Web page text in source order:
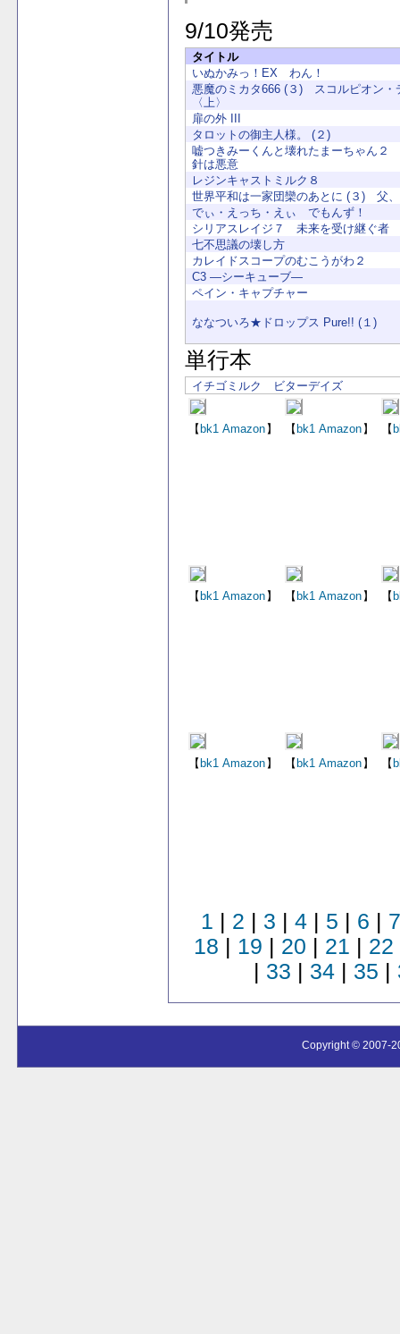
9/10発売
タイトル
いぬかみっ！EX わん！
悪魔のミカタ666 (３) スコルピオン・
〈上〉
扉の外 III
タロットの御主人様。 (２)
嘘つきみーくんと壊れたまーちゃん２
針は悪意
レジンキャストミルク８
世界平和は一家団欒のあとに (３) 父
でぃ・えっち・えぃ でもんず！
シリアスレイジ７ 未来を受け継ぐ者
七不思議の壊し方
カレイドスコープのむこうがわ２
C3 ―シーキューブ―
ペイン・キャプチャー
ななついろ★ドロップス Pure!! (１)
単行本
イチゴミルク ビターデイズ
【 bk1 Amazon 】 【 bk1 Amazon 】 【
【 bk1 Amazon 】 【 bk1 Amazon 】 【
【 bk1 Amazon 】 【 bk1 Amazon 】 【
1 | 2 | 3 | 4 | 5 | 6 | 7
18 | 19 | 20 | 21 | 22
| 33 | 34| 35 |
Copyright © 2007-